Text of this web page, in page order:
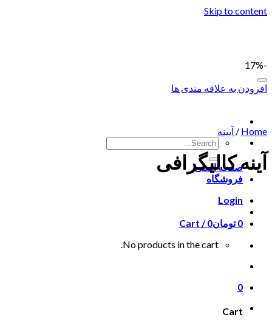
Skip to content
صفحه اصلی
فروشگاه
Login
Cart /
تومان0
0
No products in the cart.
0
Cart
-17%
افزودن به علاقه مندی ها
Home
/ آیینه
آینه کالیگرافی